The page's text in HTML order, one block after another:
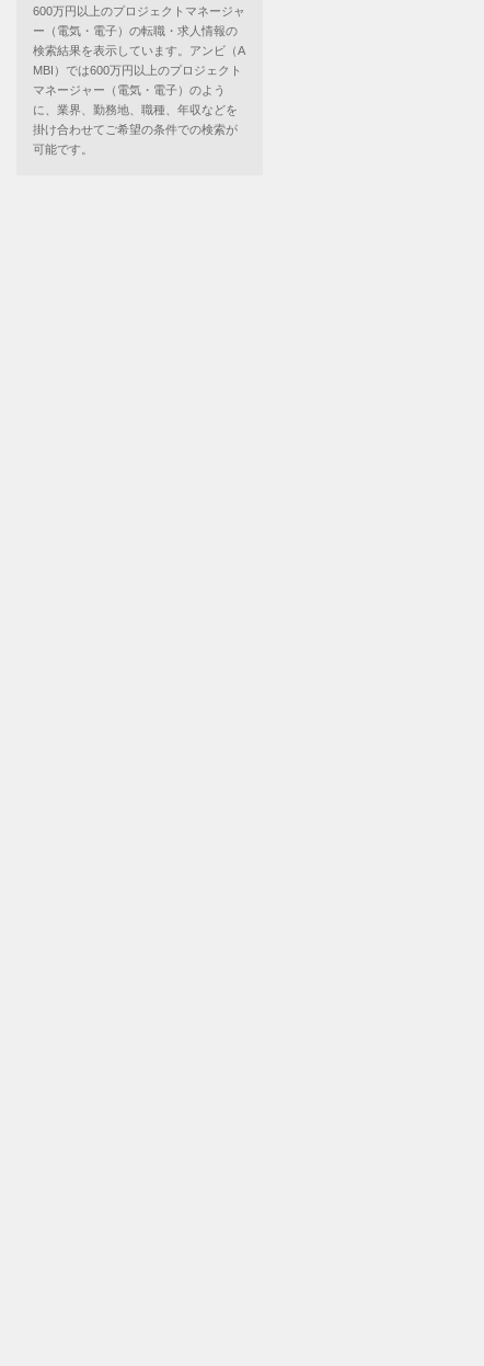
600万円以上のプロジェクトマネージャ
ー（電気・電子）の転職・求人情報の
検索結果を表示しています。アンビ（A
MBI）では600万円以上のプロジェクト
マネージャー（電気・電子）のよう
に、業界、勤務地、職種、年収などを
掛け合わせてご希望の条件での検索が
可能です。